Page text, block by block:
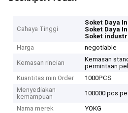
Cahaya Tinggi
Soket Daya
Soket Daya
Soket
Harga
negotiable
Kemasan rincian
Kemasan
permintaan
Kuantitas min Order
1000PCS
Menyediakan
kemampuan
100000 pcs
Nama merek YOKG